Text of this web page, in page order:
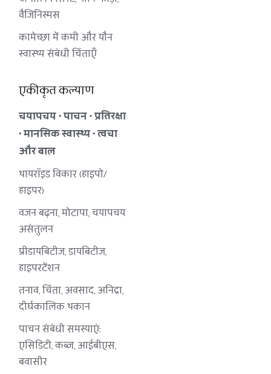
वैजिनिस्मस
कामेच्छा में कमी और यौन
स्वास्थ्य संबंधी चिंताएँ
एकीकृत कल्याण
चयापचय • पाचन • प्रतिरक्षा
• मानसिक स्वास्थ्य • त्वचा
और बाल
थायरॉइड विकार (हाइपो/
हाइपर)
वजन बढ़ना, मोटापा, चयापचय
असंतुलन
प्रीडायबिटीज, डायबिटीज,
हाइपरटेंशन
तनाव, चिंता, अवसाद, अनिद्रा,
दीर्घकालिक थकान
पाचन संबंधी समस्याएं:
एसिडिटी, कब्ज, आईबीएस,
बवासीर